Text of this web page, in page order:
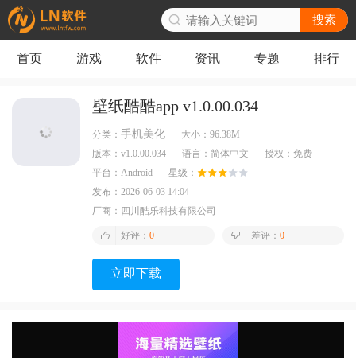
搜索
首页 游戏 软件 资讯 专题 排行
壁纸酷酷app v1.0.00.034
分类： 手机美化 大小： 96.38M
版本： v1.0.00.034 语言： 简体中文 授权： 免费
平台： Android
星级：
发布： 2026-06-03 14:04
厂商： 四川酷乐科技有限公司
好评： 0 差评： 0
立即下载